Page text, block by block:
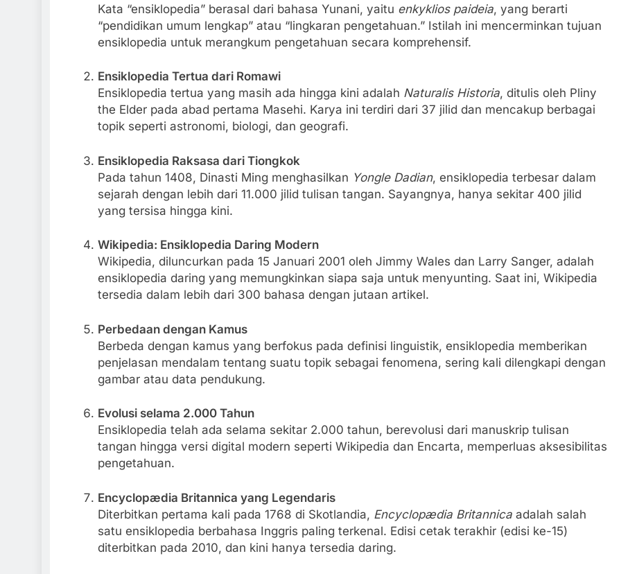
Kata “ensiklopedia” berasal dari bahasa Yunani, yaitu enkyklios paideia, yang berarti
“pendidikan umum lengkap” atau “lingkaran pengetahuan.” Istilah ini mencerminkan tujuan
ensiklopedia untuk merangkum pengetahuan secara komprehensif.
Ensiklopedia Tertua dari Romawi
Ensiklopedia tertua yang masih ada hingga kini adalah Naturalis Historia, ditulis oleh Pliny
the Elder pada abad pertama Masehi. Karya ini terdiri dari 37 jilid dan mencakup berbagai
topik seperti astronomi, biologi, dan geografi.
Ensiklopedia Raksasa dari Tiongkok
Pada tahun 1408, Dinasti Ming menghasilkan Yongle Dadian, ensiklopedia terbesar dalam
sejarah dengan lebih dari 11.000 jilid tulisan tangan. Sayangnya, hanya sekitar 400 jilid
yang tersisa hingga kini.
Wikipedia: Ensiklopedia Daring Modern
Wikipedia, diluncurkan pada 15 Januari 2001 oleh Jimmy Wales dan Larry Sanger, adalah
ensiklopedia daring yang memungkinkan siapa saja untuk menyunting. Saat ini, Wikipedia
tersedia dalam lebih dari 300 bahasa dengan jutaan artikel.
Perbedaan dengan Kamus
Berbeda dengan kamus yang berfokus pada definisi linguistik, ensiklopedia memberikan
penjelasan mendalam tentang suatu topik sebagai fenomena, sering kali dilengkapi dengan
gambar atau data pendukung.
Evolusi selama 2.000 Tahun
Ensiklopedia telah ada selama sekitar 2.000 tahun, berevolusi dari manuskrip tulisan
tangan hingga versi digital modern seperti Wikipedia dan Encarta, memperluas aksesibilitas
pengetahuan.
Encyclopædia Britannica yang Legendaris
Diterbitkan pertama kali pada 1768 di Skotlandia, Encyclopædia Britannicaadalah salah
satu ensiklopedia berbahasa Inggris paling terkenal. Edisi cetak terakhir (edisi ke-15)
diterbitkan pada 2010, dan kini hanya tersedia daring.